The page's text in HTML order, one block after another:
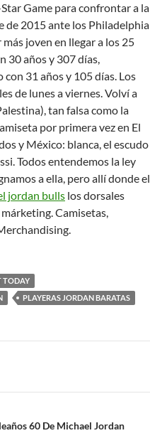
Game para confrontar a la
de 2015 ante los Philadelphia
joven en llegar a los 25
30 años y 307 días,
31 años y 105 días. Los
de lunes a viernes. Volví a
tan falsa como la
por primera vez en El
y México: blanca, el escudo
Todos entendemos la ley
a ella, pero allí donde el
jordan bulls los dorsales
Camisetas,
TODAY
PLAYERAS JORDAN BARATAS
60 De Michael Jordan